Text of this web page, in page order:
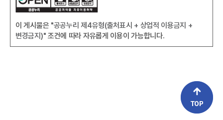
이 게시물은 "공공누리 제4유형(출처표시 + 상업적 이용금지 +
변경금지)" 조건에 따라 자유롭게 이용이 가능합니다.